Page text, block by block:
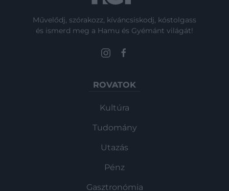
Művelődj, szórakozz, kíváncsiskodj, kóstolgass
és ismerd meg a Hamu és Gyémánt világát!
ROVATOK
Kultúra
Tudomány
Utazás
Pénz
Gasztronómia